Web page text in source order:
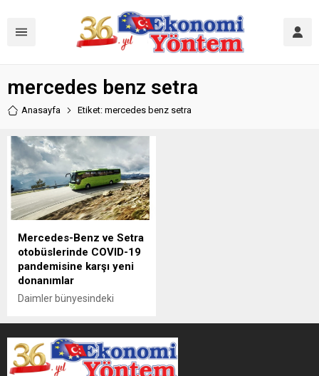
mercedes benz setra
Anasayfa Etiket: mercedes benz setra
Mercedes-Benz ve Setra
otobüslerinde COVID-19
pandemisine karşı yeni
donanımlar
Daimler bünyesindeki
markalı otobüslerde, yeni tip
koronavirüs pandemisine
karşı, yolculuklardaki
yayılımın azaltılması adına